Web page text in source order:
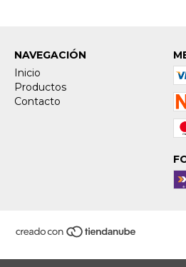
NAVEGACIÓN
Inicio
Productos
Contacto